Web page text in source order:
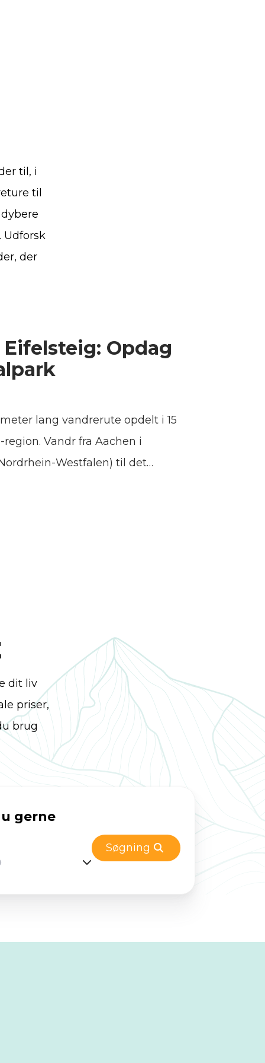
til, i
til
Udforsk
der
Opdag
lang vandrerute opdelt i 15
Vandr fra Aachen i
Westfalen) til det
ruten ved hjælp af
lange Eifelsteig kan vandrere
af Eifel-middelbjergene
konstant ruten et nyt ansigt.
egen charme. Om foråret
enge og blomstrende
gyvelblomster - kaldet
og bækkene giver den
efterårsfarver er også
er Eifel måske på sit
dit liv
priser,
brug
gerne
Søgning